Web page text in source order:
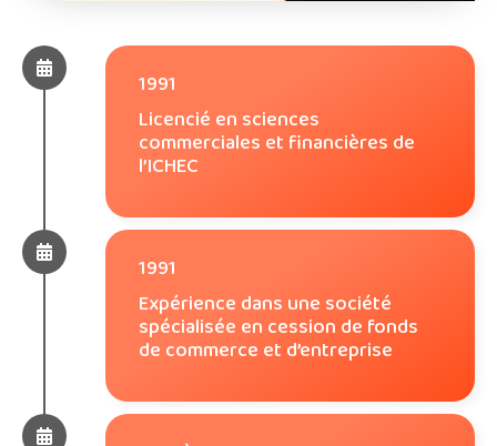
1991
Licencié en sciences
commerciales et financières de
l’ICHEC
1991
Expérience dans une société
spécialisée en cession de fonds
de commerce et d’entreprise